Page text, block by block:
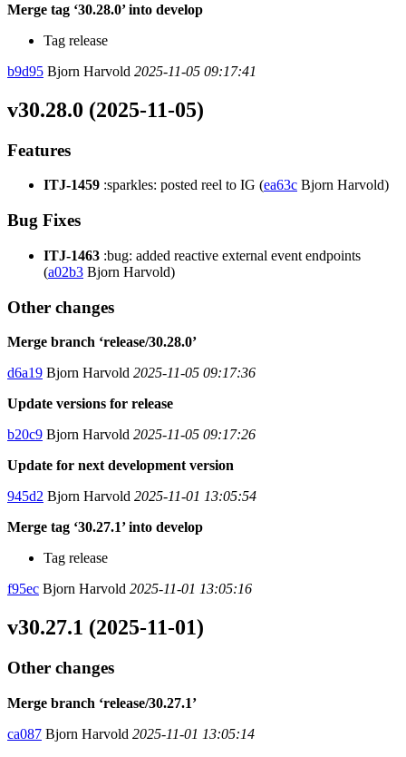
Merge tag ‘30.28.0’ into develop
Tag release
b9d95 Bjorn Harvold 2025-11-05 09:17:41
v30.28.0 (2025-11-05)
Features
ITJ-1459 :sparkles: posted reel to IG (ea63c Bjorn Harvold)
Bug Fixes
ITJ-1463 :bug: added reactive external event endpoints
(a02b3 Bjorn Harvold)
Other changes
Merge branch ‘release/30.28.0’
d6a19 Bjorn Harvold 2025-11-05 09:17:36
Update versions for release
b20c9 Bjorn Harvold 2025-11-05 09:17:26
Update for next development version
945d2 Bjorn Harvold 2025-11-01 13:05:54
Merge tag ‘30.27.1’ into develop
Tag release
f95ec Bjorn Harvold 2025-11-01 13:05:16
v30.27.1 (2025-11-01)
Other changes
Merge branch ‘release/30.27.1’
ca087 Bjorn Harvold 2025-11-01 13:05:14